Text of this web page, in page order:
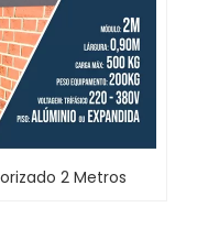
2 Metros